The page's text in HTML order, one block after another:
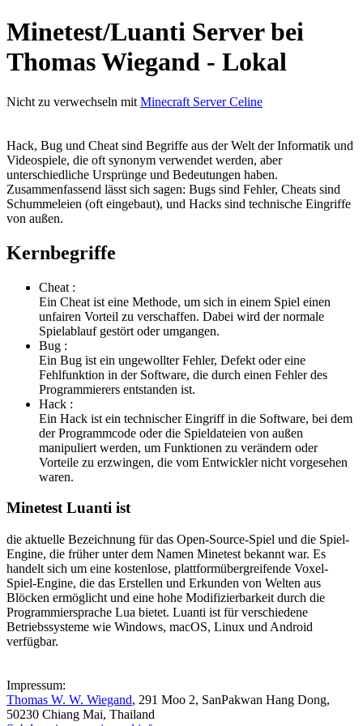
Minetest/Luanti Server bei
Thomas Wiegand - Lokal
Nicht zu verwechseln mit Minecraft Server Celine
Hack, Bug und Cheat sind Begriffe aus der Welt der Informatik und
Videospiele, die oft synonym verwendet werden, aber
unterschiedliche Ursprünge und Bedeutungen haben.
Zusammenfassend lässt sich sagen: Bugs sind Fehler, Cheats sind
Schummeleien (oft eingebaut), und Hacks sind technische Eingriffe
von außen.
Kernbegriffe
Cheat :
Ein Cheat ist eine Methode, um sich in einem Spiel einen
unfairen Vorteil zu verschaffen. Dabei wird der normale
Spielablauf gestört oder umgangen.
Bug :
Ein Bug ist ein ungewollter Fehler, Defekt oder eine
Fehlfunktion in der Software, die durch einen Fehler des
Programmierers entstanden ist.
Hack :
Ein Hack ist ein technischer Eingriff in die Software, bei dem
der Programmcode oder die Spieldateien von außen
manipuliert werden, um Funktionen zu verändern oder
Vorteile zu erzwingen, die vom Entwickler nicht vorgesehen
waren.
Minetest Luanti ist
die aktuelle Bezeichnung für das Open-Source-Spiel und die Spiel-
Engine, die früher unter dem Namen Minetest bekannt war. Es
handelt sich um eine kostenlose, plattformübergreifende Voxel-
Spiel-Engine, die das Erstellen und Erkunden von Welten aus
Blöcken ermöglicht und eine hohe Modifizierbarkeit durch die
Programmiersprache Lua bietet. Luanti ist für verschiedene
Betriebssysteme wie Windows, macOS, Linux und Android
verfügbar.
Impressum:
Thomas W. W. Wiegand, 291 Moo 2, SanPakwan Hang Dong,
50230 Chiang Mai, Thailand